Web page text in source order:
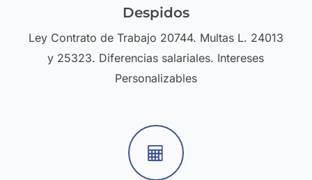
Despidos
Ley Contrato de Trabajo 20744. Multas L. 24013
y 25323. Diferencias salariales. Intereses
Personalizables